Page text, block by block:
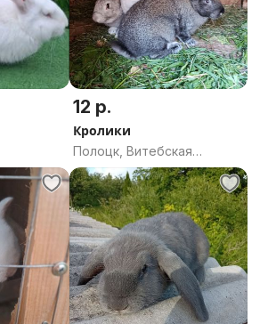
12 р.
Кролики
Полоцк, Витебская
область